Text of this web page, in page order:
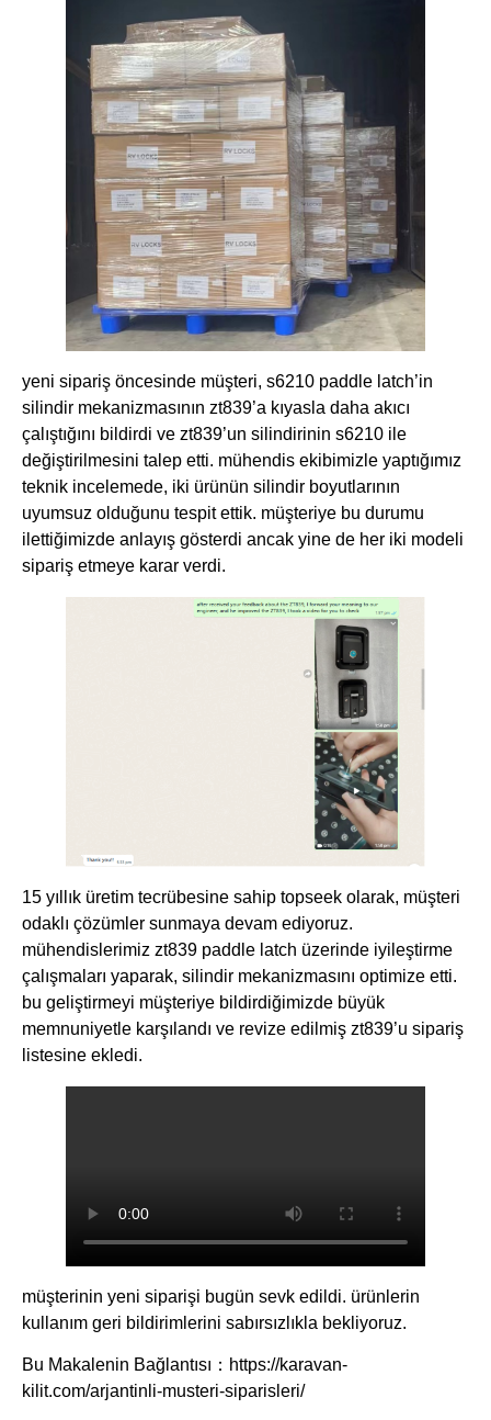
yeni sipariş öncesinde müşteri, ​​s6210 paddle latch​​’in
silindir mekanizmasının ​​zt839​​’a kıyasla daha akıcı
çalıştığını bildirdi ve ​​zt839​​’un silindirinin ​​s6210​​ ile
değiştirilmesini talep etti. mühendis ekibimizle yaptığımız
teknik incelemede, iki ürünün silindir boyutlarının
uyumsuz olduğunu tespit ettik. müşteriye bu durumu
ilettiğimizde anlayış gösterdi ancak yine de her iki modeli
sipariş etmeye karar verdi.
15 yıllık üretim tecrübesine sahip ​​topseek​​ olarak, müşteri
odaklı çözümler sunmaya devam ediyoruz.
mühendislerimiz ​​zt839 paddle latch​​ üzerinde iyileştirme
çalışmaları yaparak, silindir mekanizmasını optimize etti.
bu geliştirmeyi müşteriye bildirdiğimizde büyük
memnuniyetle karşılandı ve revize edilmiş ​​zt839​​’u sipariş
listesine ekledi.
müşterinin yeni siparişi bugün sevk edildi. ürünlerin
kullanım geri bildirimlerini sabırsızlıkla bekliyoruz.
Bu Makalenin Bağlantısı：https://karavan-
kilit.com/arjantinli-musteri-siparisleri/